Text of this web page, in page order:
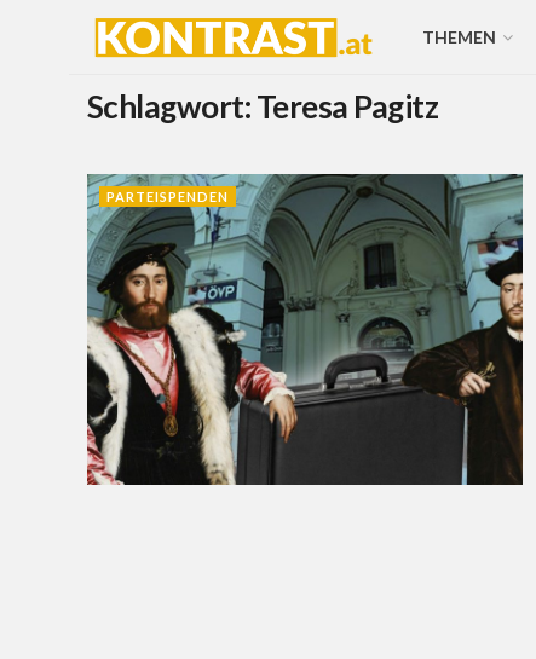
THEMEN
Schlagwort:Teresa Pagitz
PARTEISPENDEN